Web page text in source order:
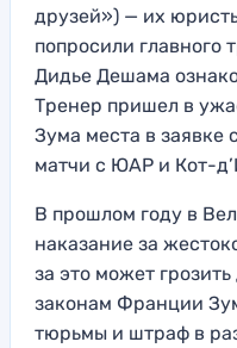
друзей») — их
попросили
Дидье Дешама
Тренер пришел в
Зума места в заявке
матчи с ЮАР и Кот-
В прошлом году в
наказание за
за это может
законам Франции
тюрьмы и штраф в